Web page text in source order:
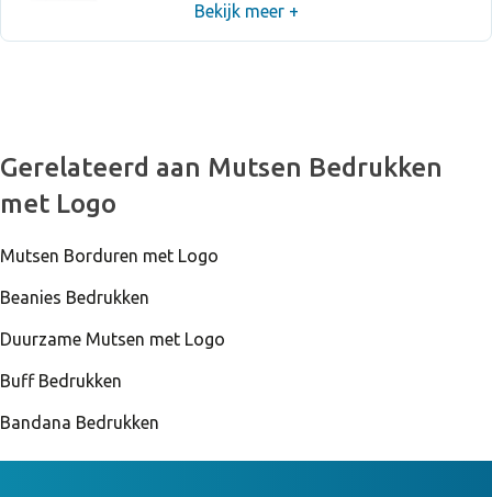
999 Stuks Op Voorraad
Comfort Beanie Borduring 12x6 cm grijs
Comfort Beanie Borduring 8x8 cm grijs
Comfort Beanie geen donkergrijs
Comfort Beanie Borduring 12x6 cm donkergrijs
Bekijk meer +
Gerelateerd aan Mutsen Bedrukken
met Logo
Mutsen Borduren met Logo
Beanies Bedrukken
Duurzame Mutsen met Logo
Buff Bedrukken
Bandana Bedrukken